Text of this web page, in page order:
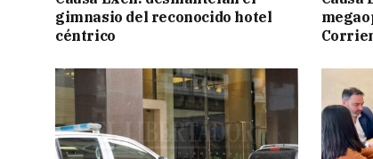
gimnasio del reconocido hotel
céntrico